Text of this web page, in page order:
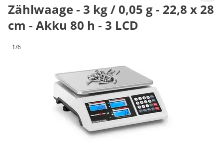
Zählwaage - 3 kg / 0,05 g - 22,8 x 28
cm - Akku 80 h - 3 LCD
1/6